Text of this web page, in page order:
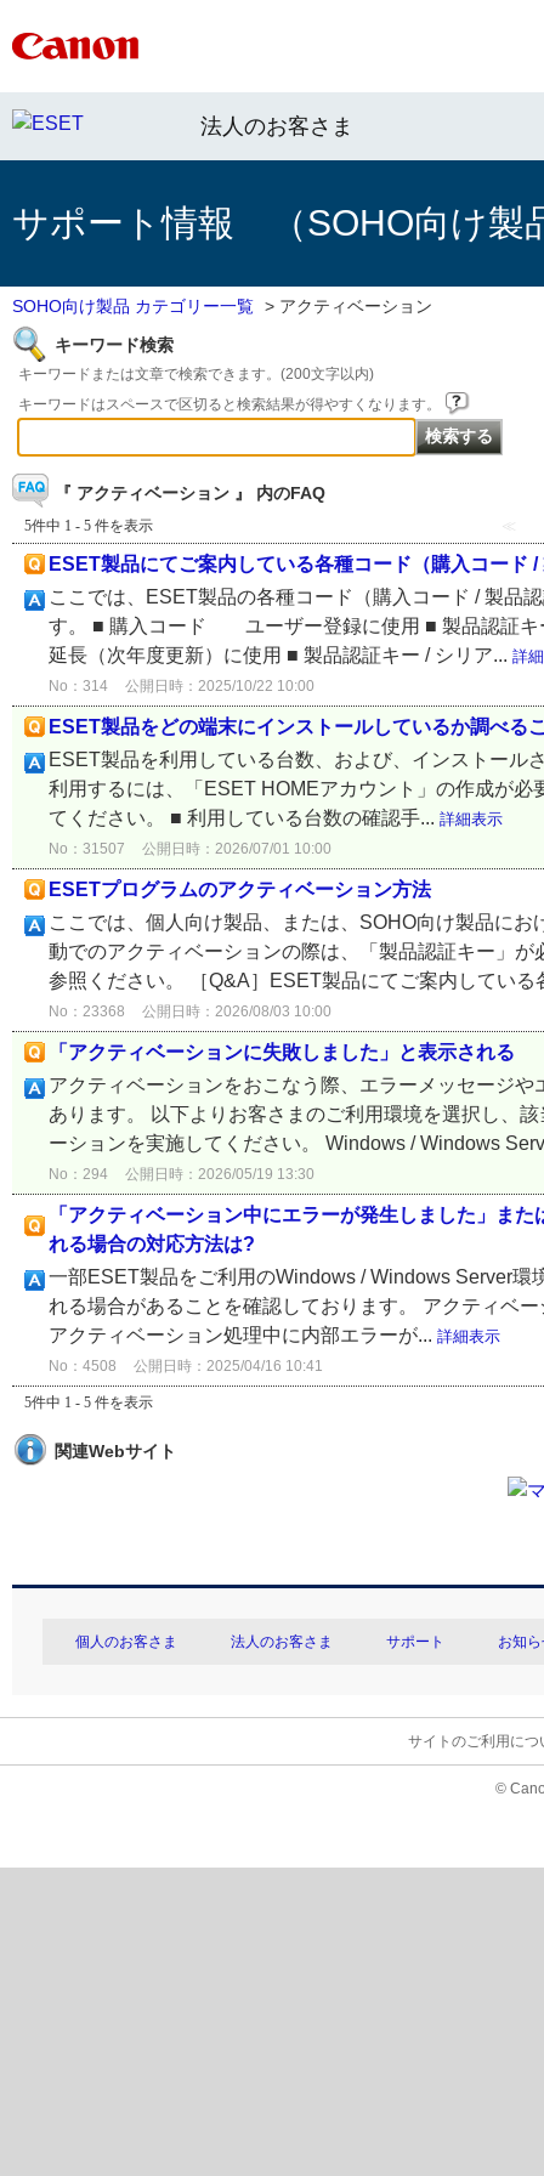
法人のお客さま
サポート情報 （SOHO向け製
SOHO向け製品 カテゴリー一覧 > アクティベーション
キーワード検索
キーワードまたは文章で検索できます。(200文字以内)
キーワードはスペースで区切ると検索結果が得やすくなります。
『 アクティベーション 』 内のFAQ
5件中 1 - 5 件を表示 ≪
ESET製品にてご案内している各種コード（購入コード
ここでは、ESET製品の各種コード（購入コード / 製品
す。 ■ 購入コード ユーザー登録に使用 ■ 製品認証
延長（次年度更新）に使用 ■ 製品認証キー / シリア... 詳
No：314 公開日時：2025/10/22 10:00
ESET製品をどの端末にインストールしているか調べる
ESET製品を利用している台数、および、インストー
利用するには、「ESET HOMEアカウント」の作成が
てください。 ■ 利用している台数の確認手... 詳細表示
No：31507 公開日時：2026/07/01 10:00
ESETプログラムのアクティベーション方法
ここでは、個人向け製品、または、SOHO向け製品に
動でのアクティベーションの際は、「製品認証キー」
参照ください。 ［Q&A］ESET製品にてご案内してい
No：23368 公開日時：2026/08/03 10:00
「アクティベーションに失敗しました」と表示される
アクティベーションをおこなう際、エラーメッセージ
あります。 以下よりお客さまのご利用環境を選択し、
ーションを実施してください。 Windows / Windows
No：294 公開日時：2026/05/19 13:30
「アクティベーション中にエラーが発生しました」ま
れる場合の対応方法は?
一部ESET製品をご利用のWindows / Windows Server
れる場合があることを確認しております。 アクティベ
アクティベーション処理中に内部エラーが... 詳細表示
No：4508 公開日時：2025/04/16 10:41
5件中 1 - 5 件を表示
関連Webサイト
個人のお客さま 法人のお客さま サポート お知
サイトのご利用につ
©